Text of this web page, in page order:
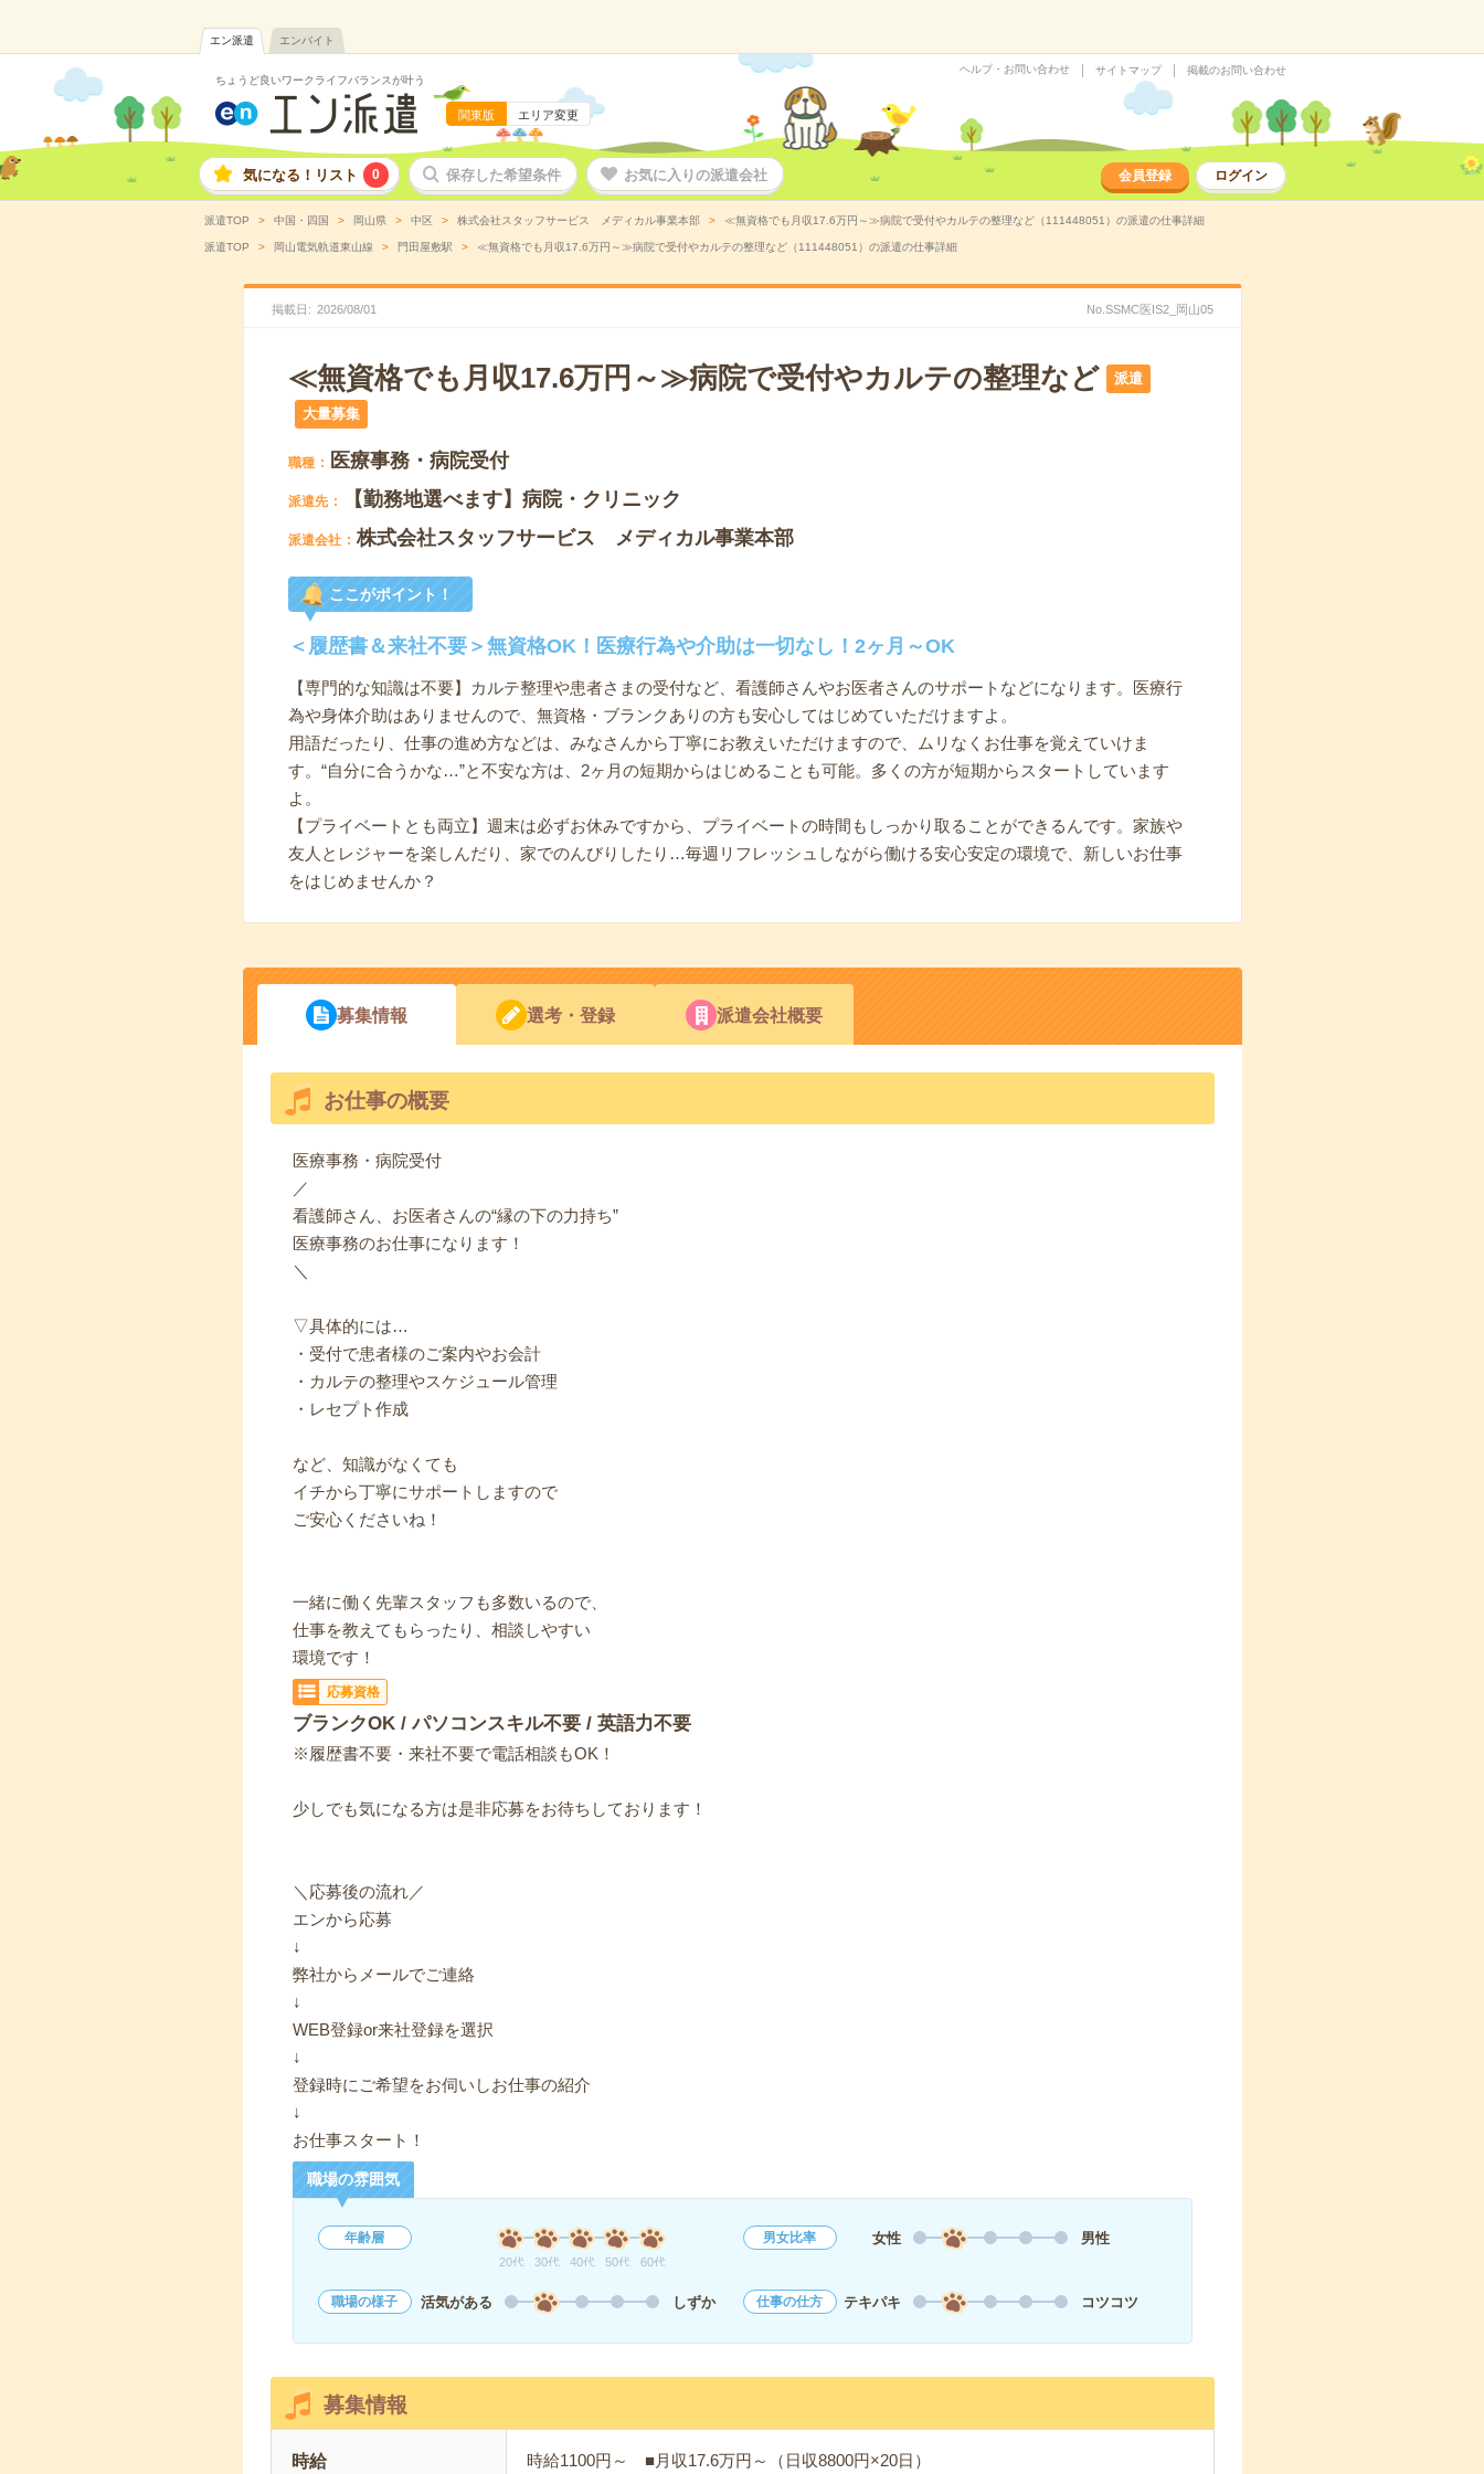
エン派遣 エンバイト
ちょうど良いワークライフバランスが叶う
関東版 エリア変更
ヘルプ・お問い合わせ サイトマップ 掲載のお問い合わせ
気になる！リスト 0 保存した希望条件 お気に入りの派遣会社 会員登録 ログイン
派遣TOP 中国・四国 岡山県 中区 株式会社スタッフサービス メディカル事業本部 ≪無資格でも月収17.6万円～≫病院で受付やカルテの整理など（111448051）の派遣の仕事詳細
派遣TOP 岡山電気軌道東山線 門田屋敷駅 ≪無資格でも月収17.6万円～≫病院で受付やカルテの整理など（111448051）の派遣の仕事詳細
掲載日 2026/08/01 No.SSMC医IS2_岡山05
≪無資格でも月収17.6万円～≫病院で受付やカルテの整理など 派遣
大量募集
職種 医療事務・病院受付
派遣先 【勤務地選べます】病院・クリニック
派遣会社 株式会社スタッフサービス メディカル事業本部
ここがポイント！
＜履歴書＆来社不要＞無資格OK！医療行為や介助は一切なし！2ヶ月～OK
【専門的な知識は不要】カルテ整理や患者さまの受付など、看護師さんやお医者さんのサポートなどになります。医療行
為や身体介助はありませんので、無資格・ブランクありの方も安心してはじめていただけますよ。
用語だったり、仕事の進め方などは、みなさんから丁寧にお教えいただけますので、ムリなくお仕事を覚えていけま
す。“自分に合うかな…”と不安な方は、2ヶ月の短期からはじめることも可能。多くの方が短期からスタートしています
よ。
【プライベートとも両立】週末は必ずお休みですから、プライベートの時間もしっかり取ることができるんです。家族や
友人とレジャーを楽しんだり、家でのんびりしたり…毎週リフレッシュしながら働ける安心安定の環境で、新しいお仕事
をはじめませんか？
募集情報 選考・登録 派遣会社概要
お仕事の概要
医療事務・病院受付
／
看護師さん、お医者さんの“縁の下の力持ち”
医療事務のお仕事になります！
＼
▽具体的には…
・受付で患者様のご案内やお会計
・カルテの整理やスケジュール管理
・レセプト作成
など、知識がなくても
イチから丁寧にサポートしますので
ご安心くださいね！
一緒に働く先輩スタッフも多数いるので、
仕事を教えてもらったり、相談しやすい
環境です！
応募資格
ブランクOK / パソコンスキル不要 / 英語力不要
※履歴書不要・来社不要で電話相談もOK！
少しでも気になる方は是非応募をお待ちしております！
＼応募後の流れ／
エンから応募
↓
弊社からメールでご連絡
↓
WEB登録or来社登録を選択
↓
登録時にご希望をお伺いしお仕事の紹介
↓
お仕事スタート！
職場の雰囲気
年齢層
20代 30代 40代 50代 60代
男女比率 女性 男性
職場の様子 活気がある しずか 仕事の仕方 テキパキ コツコツ
募集情報
時給 時給1100円～ ■月収17.6万円～（日収8800円×20日）